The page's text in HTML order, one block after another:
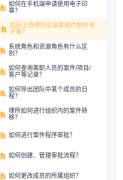
 如何在手机端申请使用电子印
章？
 如何上传律所实体章图片制作电
子章？
 系统角色和资源角色有什么区
别？
 如何查询离职人员的案件/项目/
客户等记录？
 如何导出团队中某个成员的日
程？
 律所如何进行组织内的案件转
移？
 如何进行案件程序审批？
 如何创建、管理审批流程？
 如何更改成员的所属组织？